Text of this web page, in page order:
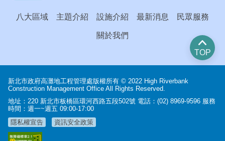
八大區域 主題介紹 設施介紹 最新消息 民眾服務
關於我們
TOP
新北市政府高灘地工程管理處版權所有 © 2022 High Riverbank
Construction Management Office All Rights Reserved.
地址：220 新北市板橋區環河西路五段502號 電話：(02) 8969-9596 服務
時間：週一~週五 09:00-17:00
隱私權宣告
資訊安全政策